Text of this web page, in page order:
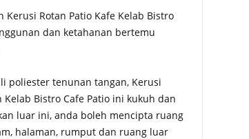
Kerusi Rotan Patio Kafe Kelab Bistro
dan ketahanan bertemu
poliester tenunan tangan, Kerusi
Kelab Bistro Cafe Patio ini kukuh dan
luar ini, anda boleh mencipta ruang
halaman, rumput dan ruang luar